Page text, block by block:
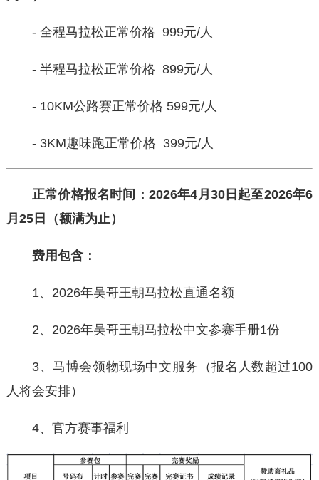
- 全程马拉松正常价格 999元/人
- 半程马拉松正常价格 899元/人
- 10KM公路赛正常价格 599元/人
- 3KM趣味跑正常价格 399元/人
正常价格报名时间 ：2026年4 月 30日 起至2026年6
月 25日 （额满为止）
费用包含：
1、2026年吴哥王朝马拉松直通名额
2、2026年吴哥王朝马拉松中文参赛手册1份
3、马博会领物现场中文服务（报名⼈数超过100
⼈将会安排）
4、官方赛事福利